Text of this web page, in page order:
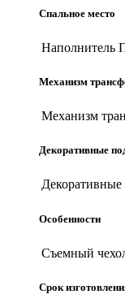
Спальное место
Наполнитель
Механизм
Механизм
Декоративные
Особенности
Съемный
Срок